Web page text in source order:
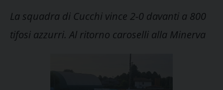
La squadra di Cucchi vince 2-0 davanti a 800
tifosi azzurri. Al ritorno caroselli alla Minerva